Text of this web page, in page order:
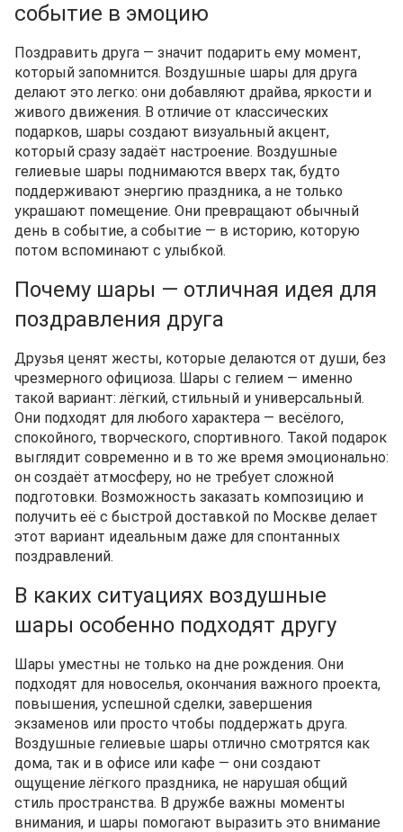
событие в эмоцию
Поздравить друга — значит подарить ему момент,
который запомнится. Воздушные шары для друга
делают это легко: они добавляют драйва, яркости и
живого движения. В отличие от классических
подарков, шары создают визуальный акцент,
который сразу задаёт настроение. Воздушные
гелиевые шары поднимаются вверх так, будто
поддерживают энергию праздника, а не только
украшают помещение. Они превращают обычный
день в событие, а событие — в историю, которую
потом вспоминают с улыбкой.
Почему шары — отличная идея для
поздравления друга
Друзья ценят жесты, которые делаются от души, без
чрезмерного официоза. Шары с гелием — именно
такой вариант: лёгкий, стильный и универсальный.
Они подходят для любого характера — весёлого,
спокойного, творческого, спортивного. Такой подарок
выглядит современно и в то же время эмоционально:
он создаёт атмосферу, но не требует сложной
подготовки. Возможность заказать композицию и
получить её с быстрой доставкой по Москве делает
этот вариант идеальным даже для спонтанных
поздравлений.
В каких ситуациях воздушные
шары особенно подходят другу
Шары уместны не только на дне рождения. Они
подходят для новоселья, окончания важного проекта,
повышения, успешной сделки, завершения
экзаменов или просто чтобы поддержать друга.
Воздушные гелиевые шары отлично смотрятся как
дома, так и в офисе или кафе — они создают
ощущение лёгкого праздника, не нарушая общий
стиль пространства. В дружбе важны моменты
внимания, и шары помогают выразить это внимание